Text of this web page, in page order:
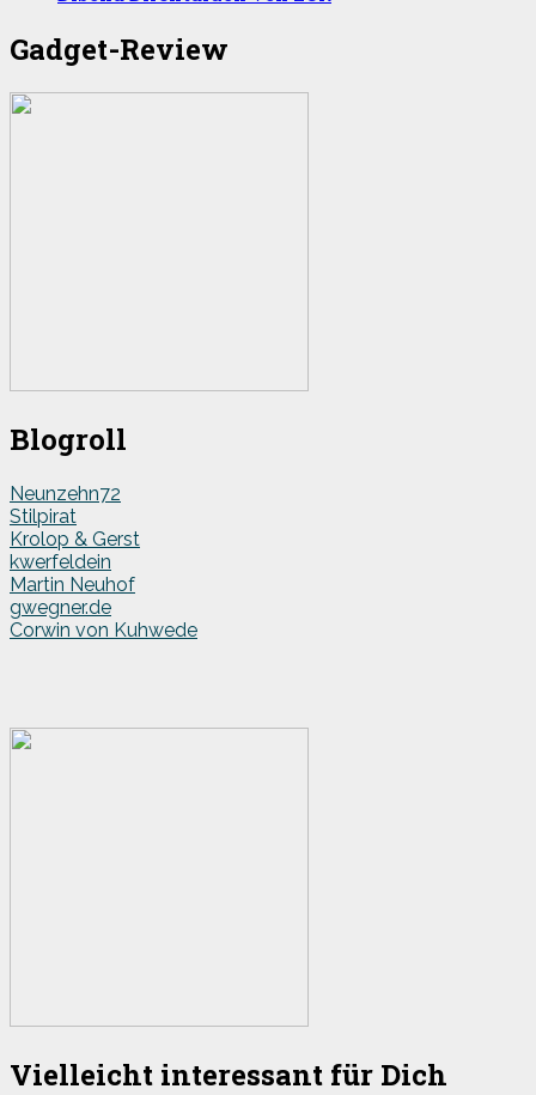
Gadget-Review
Blogroll
Neunzehn72
Stilpirat
Krolop & Gerst
kwerfeldein
Martin Neuhof
gwegner.de
Corwin von Kuhwede
Vielleicht interessant für Dich